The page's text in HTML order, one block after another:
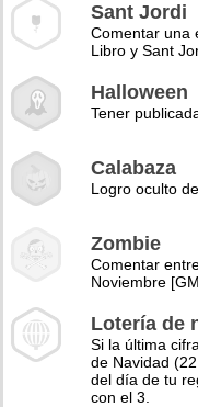
Sant Jordi
Comentar una
Libro y Sant
Halloween
Tener
Calabaza
Logro oculto
Zombie
Comentar
Noviembre
Lotería de
Si la última
de Navidad
del día de tu
con el 3.